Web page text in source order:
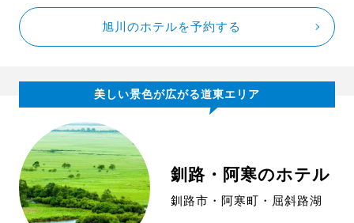
旭川のホテルを予約する
美しい景色が広がる道東エリア
釧路・阿寒のホテル
釧路市・阿寒町・屈斜路湖